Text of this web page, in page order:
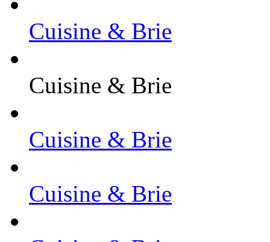
Cuisine & Brie
Cuisine & Brie
Cuisine & Brie
Cuisine & Brie